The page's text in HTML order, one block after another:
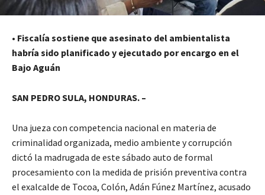
• Fiscalía sostiene que asesinato del ambientalista
habría sido planificado y ejecutado por encargo en el
Bajo Aguán
SAN PEDRO SULA, HONDURAS. –
Una jueza con competencia nacional en materia de
criminalidad organizada, medio ambiente y corrupción
dictó la madrugada de este sábado auto de formal
procesamiento con la medida de prisión preventiva contra
el exalcalde de Tocoa, Colón, Adán Fúnez Martínez, acusado